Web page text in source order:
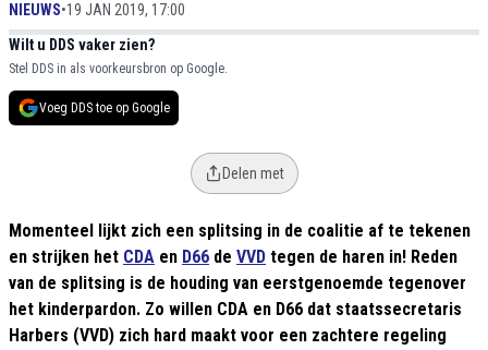
NIEUWS•19 JAN 2019, 17:00
Wilt u DDS vaker zien?
Stel DDS in als voorkeursbron op Google.
Voeg DDS toe op Google
Delen met
Momenteel lijkt zich een splitsing in de coalitie af te tekenen
en strijken het CDA en D66 de VVD tegen de haren in! Reden
van de splitsing is de houding van eerstgenoemde tegenover
het kinderpardon. Zo willen CDA en D66 dat staatssecretaris
Harbers (VVD) zich hard maakt voor een zachtere regeling